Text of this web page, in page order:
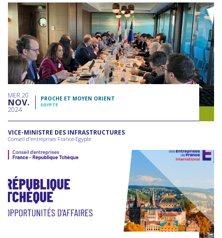
MER 20
NOV
2024
PROCHE ET MOYEN ORIENT
EGYPTE
VICE-MINISTRE DES INFRASTRUCTURES
Conseil d'entreprises France-Egypte